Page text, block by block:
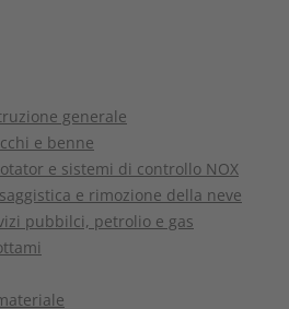
generale
e benne
e sistemi di controllo NOX
e rimozione della neve
pubbilci, petrolio e gas